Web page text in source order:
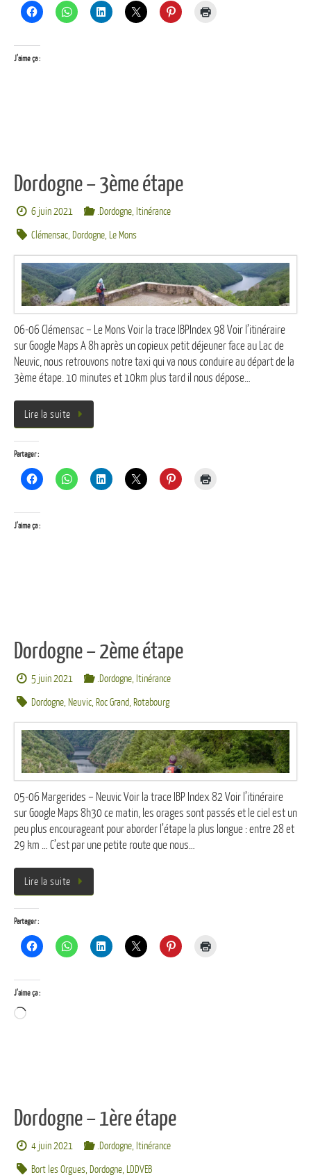
J’aime ça :
Dordogne – 3ème étape
6 juin 2021 .Dordogne, Itinérance
Clémensac, Dordogne, Le Mons
06-06 Clémensac – Le Mons Voir la trace IBPIndex 98 Voir l’itinéraire
sur Google Maps A 8h après un copieux petit déjeuner face au Lac de
Neuvic, nous retrouvons notre taxi qui va nous conduire au départ de la
3ème étape. 10 minutes et 10km plus tard il nous dépose…
Lire la suite
Partager :
J’aime ça :
Dordogne – 2ème étape
5 juin 2021 .Dordogne, Itinérance
Dordogne, Neuvic, Roc Grand, Rotabourg
05-06 Margerides – Neuvic Voir la trace IBP Index 82 Voir l’itinéraire
sur Google Maps 8h30 ce matin, les orages sont passés et le ciel est un
peu plus encourageant pour aborder l’étape la plus longue : entre 28 et
29 km … C’est par une petite route que nous…
Lire la suite
Partager :
J’aime ça :
Chargement…
Dordogne – 1ère étape
4 juin 2021 .Dordogne, Itinérance
Bort les Orgues, Dordogne, LDDVEB